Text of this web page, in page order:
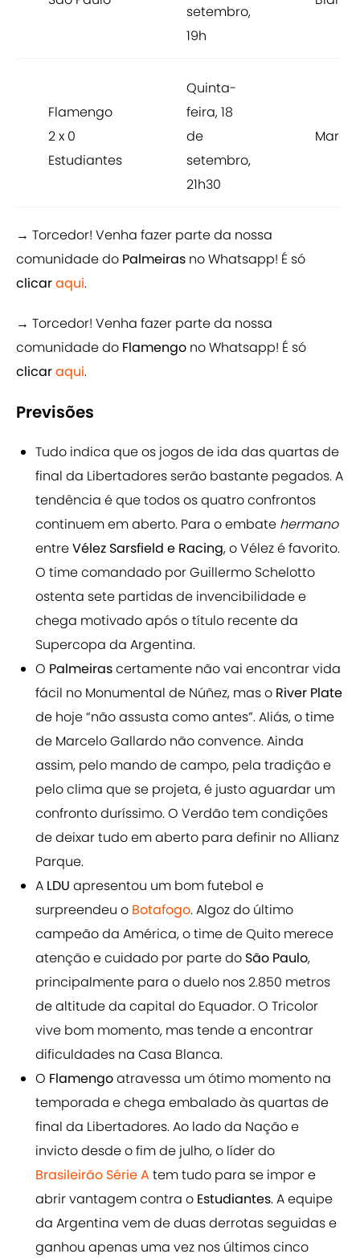
setembro,
19h
Flamengo
2 x 0
Estudiantes
Quinta-
feira, 18
de
setembro,
21h30
→ Torcedor! Venha fazer parte da nossa
comunidade do Palmeiras no Whatsapp! É só
clicaraqui.
→ Torcedor! Venha fazer parte da nossa
comunidade do Flamengo no Whatsapp! É só
clicaraqui.
Previsões
Tudo indica que os jogos de ida das quartas de
final da Libertadores serão bastante pegados. A
tendência é que todos os quatro confrontos
continuem em aberto. Para o embate hermano
entreVélez Sarsfield e Racing, o Vélez é favorito.
O time comandado por Guillermo Schelotto
ostenta sete partidas de invencibilidade e
chega motivado após o título recente da
Supercopa da Argentina.
O Palmeirascertamente não vai encontrar vida
fácil no Monumental de Núñez, mas o River Plate
de hoje “não assusta como antes”. Aliás, o time
de Marcelo Gallardo não convence. Ainda
assim, pelo mando de campo, pela tradição e
pelo clima que se projeta, é justo aguardar um
confronto duríssimo. O Verdão tem condições
de deixar tudo em aberto para definir no Allianz
Parque.
A LDU apresentou um bom futebol e
surpreendeu o Botafogo. Algoz do último
campeão da América, o time de Quito merece
atenção e cuidado por parte do São Paulo,
principalmente para o duelo nos 2.850 metros
de altitude da capital do Equador. O Tricolor
vive bom momento, mas tende a encontrar
dificuldades na Casa Blanca.
O Flamengoatravessa um ótimo momento na
temporada e chega embalado às quartas de
final da Libertadores. Ao lado da Nação e
invicto desde o fim de julho, o líder do
Brasileirão Série A tem tudo para se impor e
abrir vantagem contra o Estudiantes. A equipe
da Argentina vem de duas derrotas seguidas e
ganhou apenas uma vez nos últimos cinco